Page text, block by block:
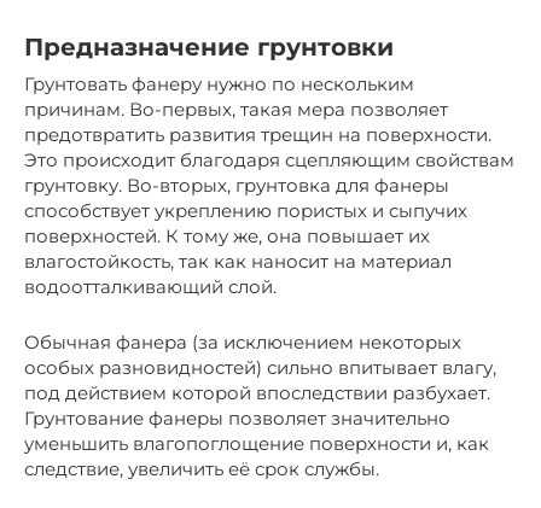
Предназначение грунтовки
Грунтовать фанеру нужно по нескольким
причинам. Во-первых, такая мера позволяет
предотвратить развития трещин на поверхности.
Это происходит благодаря сцепляющим свойствам
грунтовку. Во-вторых, грунтовка для фанеры
способствует укреплению пористых и сыпучих
поверхностей. К тому же, она повышает их
влагостойкость, так как наносит на материал
водоотталкивающий слой.
Обычная фанера (за исключением некоторых
особых разновидностей) сильно впитывает влагу,
под действием которой впоследствии разбухает.
Грунтование фанеры позволяет значительно
уменьшить влагопоглощение поверхности и, как
следствие, увеличить её срок службы.